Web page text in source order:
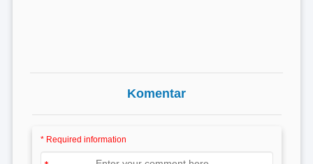
Komentar
* Required information